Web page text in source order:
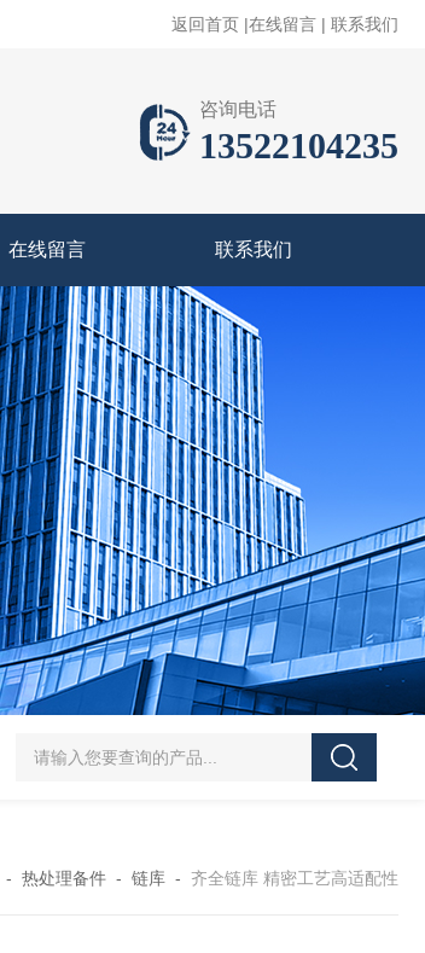
返回首页 |在线留言 | 联系我们
咨询电话
13522104235
在线留言 联系我们
氧探头 为工业高温环境设计 齐全高温风扇包
- 热处理备件 - 链库 - 齐全链库 精密工艺高适配性